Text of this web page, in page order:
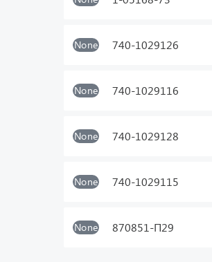
None 740-1029126
None 740-1029116
None 740-1029128
None 740-1029115
None 870851-П29